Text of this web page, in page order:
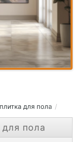
для пола
для пола )
пола